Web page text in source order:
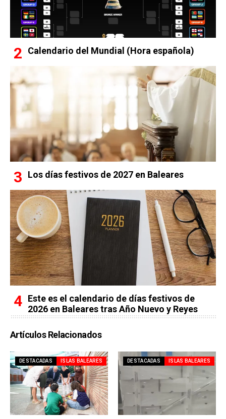
Calendario del Mundial (Hora española)
Los días festivos de 2027 en Baleares
Este es el calendario de días festivos de
2026 en Baleares tras Año Nuevo y Reyes
Artículos Relacionados
DESTACADAS ISLAS BALEARES DESTACADAS ISLAS BALEARES